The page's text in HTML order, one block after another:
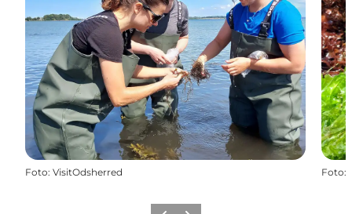
Foto: VisitOdsherred Foto: